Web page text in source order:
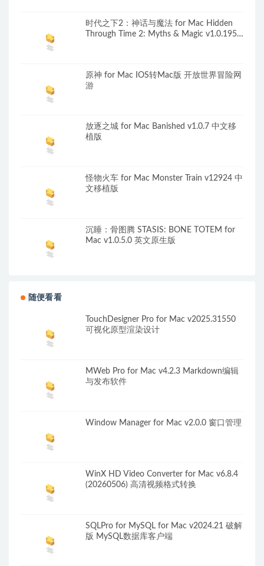
时代之下2：神话与魔法 for Mac Hidden
Through Time 2: Myths & Magic v1.0.195
原神 for Mac IOS转Mac版 开放世界冒险网
游
放逐之城 for Mac Banished v1.0.7 中文移
植版
怪物火车 for Mac Monster Train v12924 中
文移植版
沉睡：骨图腾 STASIS: BONE TOTEM for
Mac v1.0.5.0 英文原生版
随便看看
TouchDesigner Pro for Mac v2025.31550
可视化原型渲染设计
MWeb Pro for Mac v4.2.3 Markdown编辑
与发布软件
Window Manager for Mac v2.0.0 窗口管理
WinX HD Video Converter for Mac v6.8.4
(20260506) 高清视频格式转换
SQLPro for MySQL for Mac v2024.21 破解
版 MySQL数据库客户端